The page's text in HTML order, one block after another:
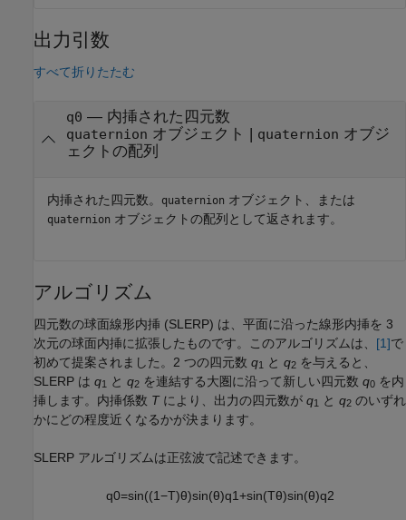
出力引数
すべて折りたたむ
q0 — 内挿された四元数
quaternion オブジェクト | quaternion オブジ
ェクトの配列
内挿された四元数。 quaternion オブジェクト、または
quaternion オブジェクトの配列として返されます。
アルゴリズム
四元数の球面線形内挿 (SLERP) は、平面に沿った線形内挿を 3
次元の球面内挿に拡張したものです。このアルゴリズムは、 [1]で
初めて提案されました。2 つの四元数 q1 と q2 を与えると、
SLERP は q1 と q2 を連結する大圏に沿って新しい四元数 q0 を内
挿します。内挿係数 Tにより、出力の四元数が q1 と q2 のいずれ
かにどの程度近くなるかが決まります。
SLERP アルゴリズムは正弦波で記述できます。
q0=sin((1−T)θ)sin(θ)q1+sin(Tθ)sin(θ)q2